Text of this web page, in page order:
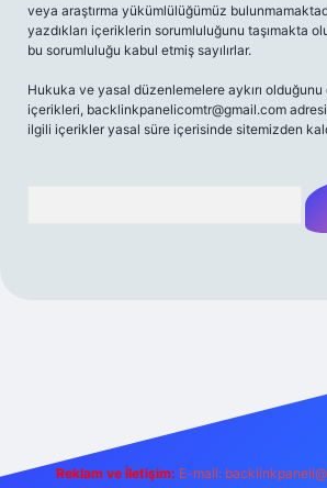
veya araştırma yükümlülüğümüz
yazdıkları içeriklerin sorumluluğunu taşımakta
bu sorumluluğu kabul etmiş sayılırlar.
Hukuka ve yasal düzenlemelere aykırı
içerikleri, backlinkpanelicomtr@gmail.com
ilgili içerikler yasal süre içerisinde sitemizden
Reklam ve İletişim: E-mail: